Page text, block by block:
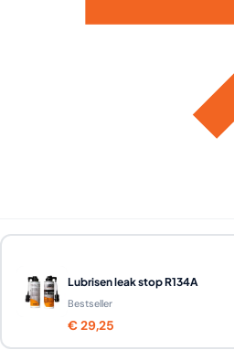
Lubrisen leak stop R134A
Bestseller
€ 29,25